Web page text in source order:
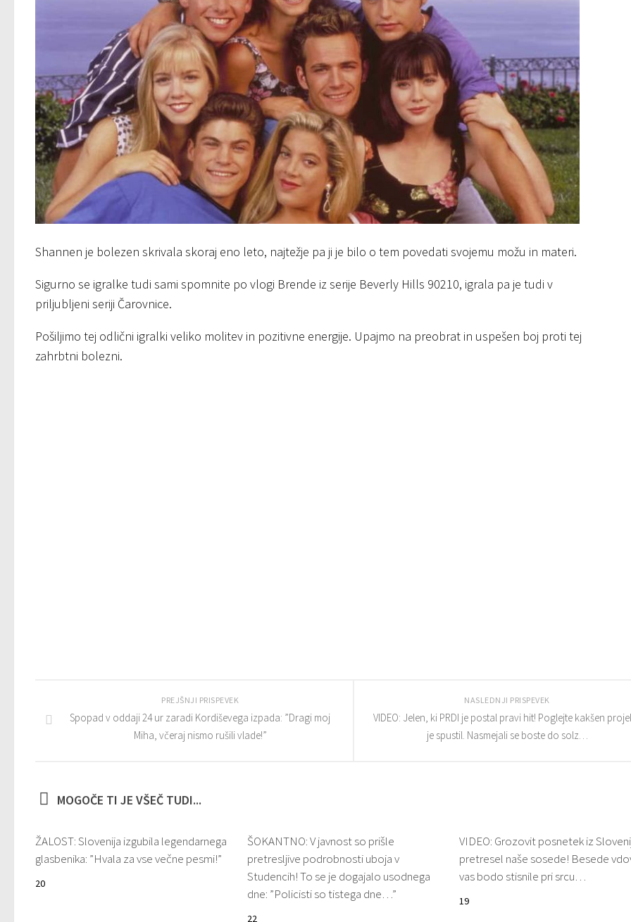
Shannen je bolezen skrivala skoraj eno leto, najtežje pa ji je bilo o tem povedati svojemu možu in materi.
Sigurno se igralke tudi sami spomnite po vlogi Brende iz serije Beverly Hills 90210, igrala pa je tudi v
priljubljeni seriji Čarovnice.
Pošiljimo tej odlični igralki veliko molitev in pozitivne energije. Upajmo na preobrat in uspešen boj proti tej
zahrbtni bolezni.
NASLEDNJI PRISPEVEK
VIDEO: Jelen, ki PRDI je postal pravi hit! Poglejte kakšen
je spustil. Nasmejali se boste do solz…
PREJŠNJI PRISPEVEK
Spopad v oddaji 24 ur zaradi Kordiševega izpada: ”Dragi moj
Miha, včeraj nismo rušili vlade!”
MOGOČE TI JE VŠEČ TUDI...
ŽALOST: Slovenija izgubila legendarnega
glasbenika: ”Hvala za vse večne pesmi!”
20
ŠOKANTNO: V javnost so prišle
pretresljive podrobnosti uboja v
Studencih! To se je dogajalo usodnega
dne: ”Policisti so tistega dne…”
22
VIDEO: Grozovit posnetek iz
pretresel naše sosede! Besede
vas bodo stisnile pri srcu…
19